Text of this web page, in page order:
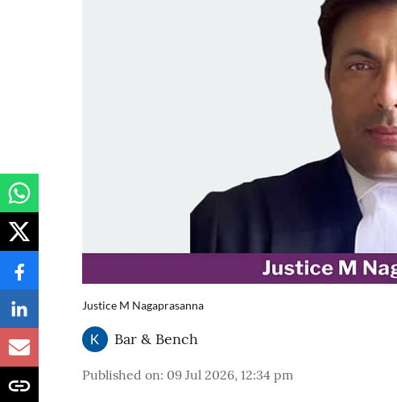
Justice M Nagaprasanna
Bar & Bench
Published on: 09 Jul 2026, 12:34 pm